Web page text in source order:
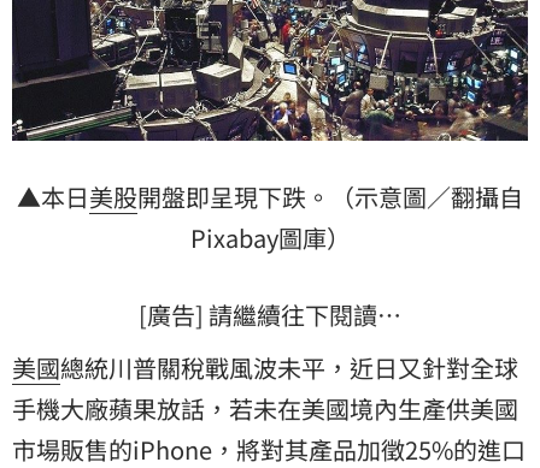
▲本日美股開盤即呈現下跌。（示意圖／翻攝自
Pixabay圖庫）
[廣告] 請繼續往下閱讀…
美國總統川普關稅戰風波未平，近日又針對全球
手機大廠蘋果放話，若未在美國境內生產供美國
市場販售的iPhone，將對其產品加徵25%的進口